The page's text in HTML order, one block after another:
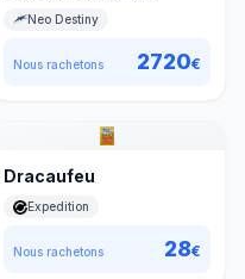
Neo Destiny
Nous rachetons 2720€
Dracaufeu
Expedition
Nous rachetons 28€